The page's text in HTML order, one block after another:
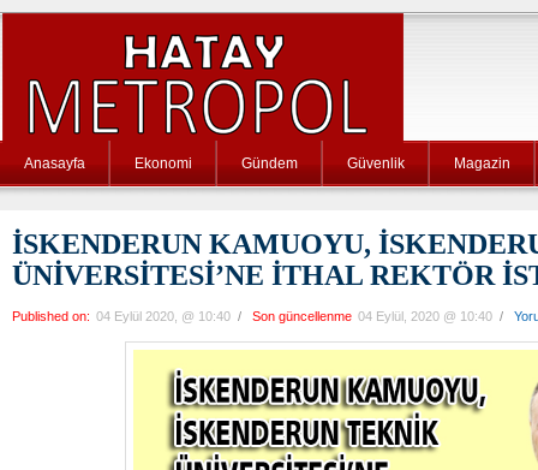
Anasayfa Ekonomi Gündem Güvenlik Magazin
İSKENDERUN KAMUOYU,
ÜNİVERSİTESİ’NE İTHAL REKTÖR
Published on: 04 Eylül 2020, @ 10:40 / Son güncellenme 04 Eylül, 2020 @ 10:40 /